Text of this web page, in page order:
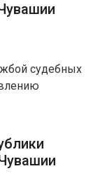
судебных